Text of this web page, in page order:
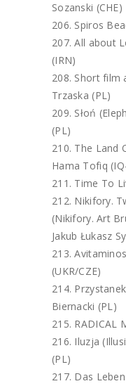
Sozanski (CHE)
Spiros
All about
(IRN)
Short film
Trzaska (PL)
Słoń
(PL)
The Land
Hama Tofiq
Time To
Nikifory.
(Nikifory. Art
Jakub Łukasz
(UKR/CZE)
Biernacki (PL)
RADICAL
Iluzja
(PL)
Das